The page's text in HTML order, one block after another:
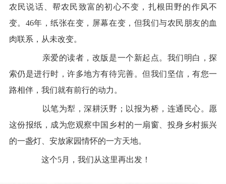
农民说话、帮农民致富的初心不变，扎根田野的作风不
变。46年，纸张在变，屏幕在变，但我们与农民朋友的血
肉联系，从未改变。
亲爱的读者，改版是一个新起点。我们明白，探
索仍是进行时，许多地方有待完善。但我们坚信，有您一
路相伴，我们就有前行的动力。
以笔为犁，深耕沃野；以报为桥，连通民心。愿
这份报纸，成为您观察中国乡村的一扇窗、投身乡村振兴
的一盏灯、安放家园情怀的一方天地。
这个5月，我们从这里再出发！